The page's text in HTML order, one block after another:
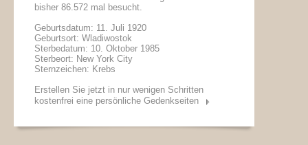
bisher 86.572 mal besucht.
Geburtsdatum: 11. Juli 1920
Geburtsort: Wladiwostok
Sterbedatum: 10. Oktober 1985
Sterbeort: New York City
Sternzeichen: Krebs
Erstellen Sie jetzt in nur wenigen Schritten
kostenfrei eine persönliche Gedenkseiten